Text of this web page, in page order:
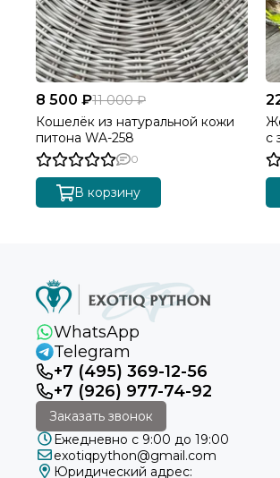
8 500 ₽11 000 ₽
Кошелёк из натуральной кожи
питона WA-258
0
В корзину
с
WhatsApp
Telegram
+7 (495) 369-12-56
+7 (926) 977-74-92
Заказать звонок
Ежедневно с 9:00 до 19:00
exotiqpython@gmail.com
Юридический адрес: